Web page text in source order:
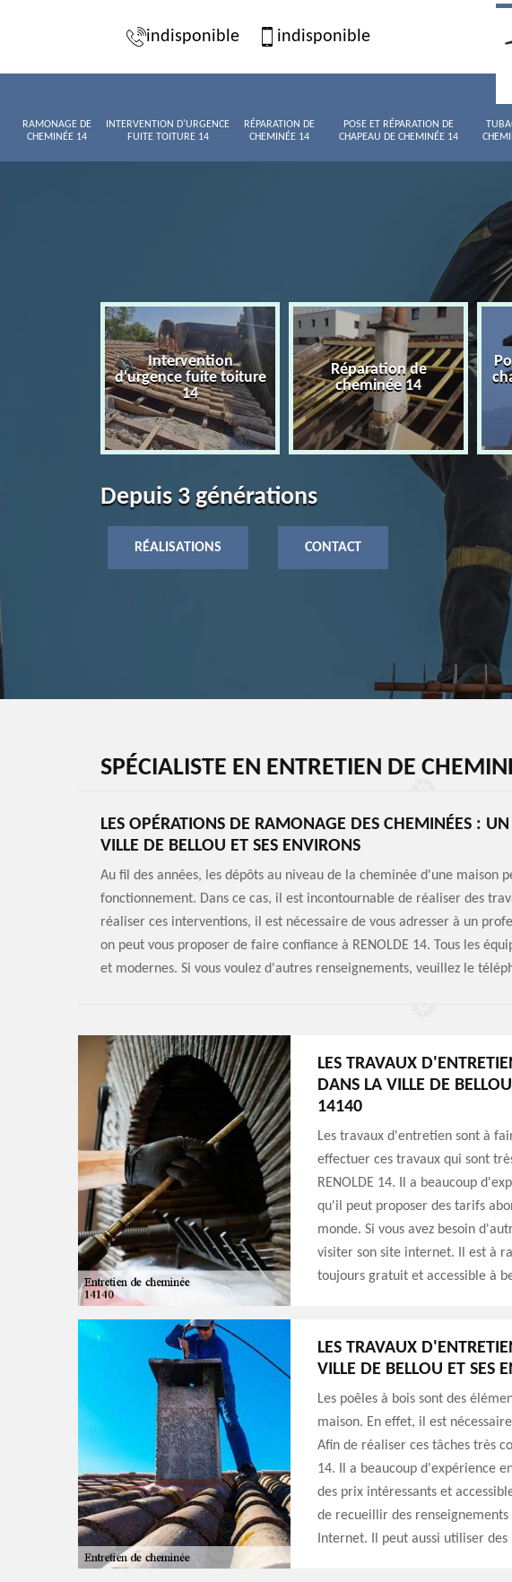
indisponible indisponible
RAMONAGE DE
CHEMINÉE 14
INTERVENTION D'URGENCE
FUITE TOITURE 14
RÉPARATION DE
CHEMINÉE 14
POSE ET RÉPARATION DE
CHAPEAU DE CHEMINÉE 14
Intervention
d'urgence fuite toiture
14
Réparation de
cheminée 14
Depuis 3 générations
RÉALISATIONS CONTACT
SPÉCIALISTE EN ENTRETIEN DE
LES OPÉRATIONS DE RAMONAGE DES CHEMINÉES :
VILLE DE BELLOU ET SES ENVIRONS
Au fil des années, les dépôts au niveau de la cheminée d'une maison
fonctionnement. Dans ce cas, il est incontournable de réaliser des
réaliser ces interventions, il est nécessaire de vous adresser à un
on peut vous proposer de faire confiance à RENOLDE 14. Tous les
et modernes. Si vous voulez d'autres renseignements, veuillez le
LES TRAVAUX
DANS LA VILLE DE
14140
Les travaux d'entretien sont à
effectuer ces travaux qui sont
RENOLDE 14. Il a beaucoup
qu'il peut proposer des tarifs
monde. Si vous avez besoin
visiter son site internet. Il est à
toujours gratuit et accessible à
LES TRAVAUX
VILLE DE BELLOU ET SES
Les poêles à bois sont des
maison. En effet, il est
Afin de réaliser ces tâches très
14. Il a beaucoup d'expérience
des prix intéressants et
de recueillir des
Internet. Il peut aussi utiliser